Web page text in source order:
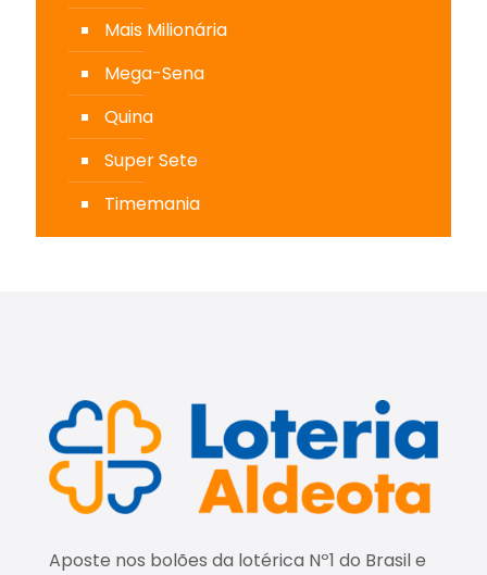
Mais Milionária
Mega-Sena
Quina
Super Sete
Timemania
Aposte nos bolões da lotérica Nº1 do Brasil e